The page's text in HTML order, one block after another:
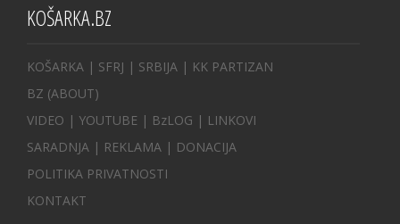
KOŠARKA.BZ
KOŠARKA | SFRJ | SRBIJA | KK PARTIZAN
BZ (ABOUT)
VIDEO | YOUTUBE | BzLOG | LINKOVI
SARADNJA | REKLAMA | DONACIJA
POLITIKA PRIVATNOSTI
KONTAKT